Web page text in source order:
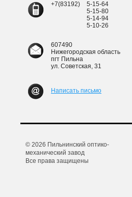
+7(83192)
5-15-64
5-15-80
5-14-94
5-10-26
607490
Нижегородская область
пгт Пильна
ул. Советская, 31
Написать письмо
© 2026 Пильнинский оптико-
механический завод
Все права защищены